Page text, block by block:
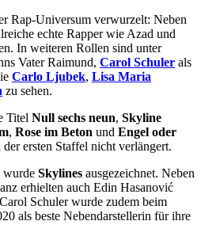
Rap-Universum verwurzelt: Neben
echte Rapper wie Azad und
In weiteren Rollen sind unter
Vater Raimund, Carol Schuler als
Carlo Ljubek, Lisa Maria
zu sehen.
Titel Null sechs neun, Skyline
, Rose im Beton und Engel oder
ersten Staffel nicht verlängert.
wurde Skylines ausgezeichnet. Neben
erhielten auch Edin Hasanović
Schuler wurde zudem beim
als beste Nebendarstellerin für ihre